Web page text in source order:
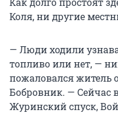
Коля, ни другие
— Люди ходили
топливо или нет, —
пожаловался житель
Бобровник. — Сейчас
Журинский спуск,